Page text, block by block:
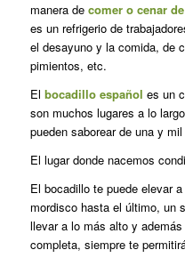
manera de comer o cenar
es un refrigerio de
el desayuno y la comida, de
pimientos, etc.
El bocadillo español es un
son muchos lugares a lo
pueden saborear de una y
El lugar donde nacemos
El bocadillo te puede elevar
mordisco hasta el último, un
llevar a lo más alto y
completa, siempre te